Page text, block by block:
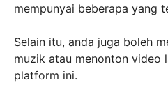
mempunyai beberapa yang
Selain itu, anda juga boleh
muzik atau menonton video
platform ini.